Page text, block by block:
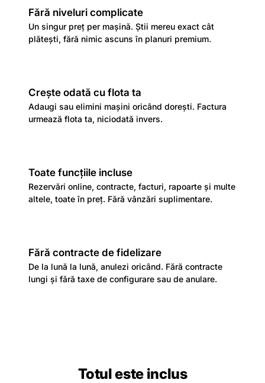
Fără niveluri complicate
Un singur preț per mașină. Știi mereu exact cât
plătești, fără nimic ascuns în planuri premium.
Crește odată cu flota ta
Adaugi sau elimini mașini oricând dorești. Factura
urmează flota ta, niciodată invers.
Toate funcțiile incluse
Rezervări online, contracte, facturi, rapoarte și multe
altele, toate în preț. Fără vânzări suplimentare.
Fără contracte de fidelizare
De la lună la lună, anulezi oricând. Fără contracte
lungi și fără taxe de configurare sau de anulare.
Totul este inclus